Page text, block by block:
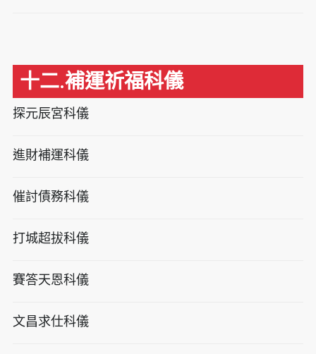
十二.補運祈福科儀
探元辰宮科儀
進財補運科儀
催討債務科儀
打城超拔科儀
賽答天恩科儀
文昌求仕科儀